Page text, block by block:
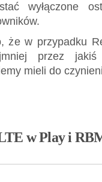
wyłączone
że w przypadku
przez
mieli do
w Play i